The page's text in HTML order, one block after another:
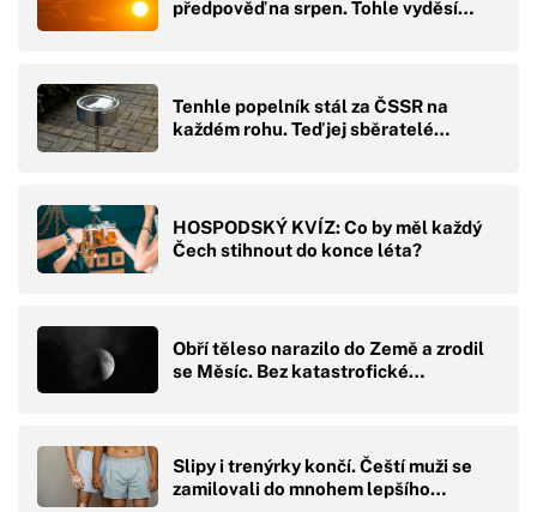
předpověď na srpen. Tohle vyděsí…
Tenhle popelník stál za ČSSR na
každém rohu. Teď jej sběratelé…
HOSPODSKÝ KVÍZ: Co by měl každý
Čech stihnout do konce léta?
Obří těleso narazilo do Země a zrodil
se Měsíc. Bez katastrofické…
Slipy i trenýrky končí. Čeští muži se
zamilovali do mnohem lepšího…